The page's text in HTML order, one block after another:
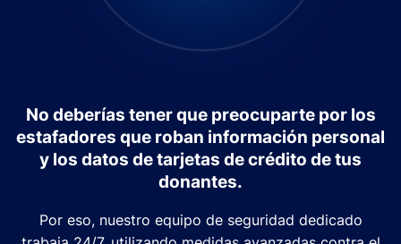
No deberías tener que preocuparte por los
estafadores que roban información personal
y los datos de tarjetas de crédito de tus
donantes.
Por eso, nuestro equipo de seguridad dedicado